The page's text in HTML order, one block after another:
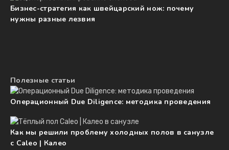
Бизнес-стратегия как швейцарский нож: почему
нужны разные лезвия
Полезные статьи
Операционный Due Diligence: методика проведения
Как мы решили проблему холодных полов в санузле
с Caleo | Калео